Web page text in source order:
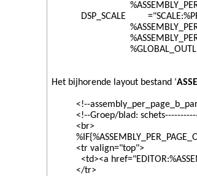
DSP_SCALE
Het bijhorende layout bestand ‘
<!--
<!--Groep/blad:
<br>
<tr valign="top">
<td><a
</tr>